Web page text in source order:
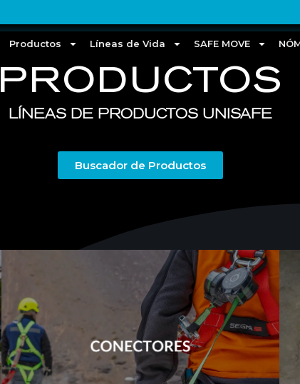
Productos Líneas de Vida SAFE MOVE
PRODUCTOS
LÍNEAS DE PRODUCTOS UNISAFE
Buscador de Productos